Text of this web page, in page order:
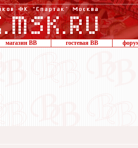
магазин ВВ гостевая ВВ